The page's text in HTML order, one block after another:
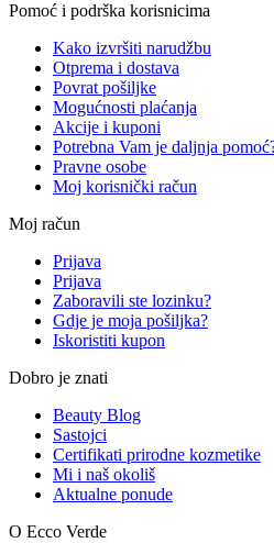
Pomoć i podrška korisnicima
Kako izvršiti narudžbu
Otprema i dostava
Povrat pošiljke
Mogućnosti plaćanja
Akcije i kuponi
Potrebna Vam je daljnja
Pravne osobe
Moj korisnički račun
Moj račun
Prijava
Prijava
Zaboravili ste lozinku?
Gdje je moja pošiljka?
Iskoristiti kupon
Dobro je znati
Beauty Blog
Sastojci
Certifikati prirodne kozmetike
Mi i naš okoliš
Aktualne ponude
O Ecco Verde